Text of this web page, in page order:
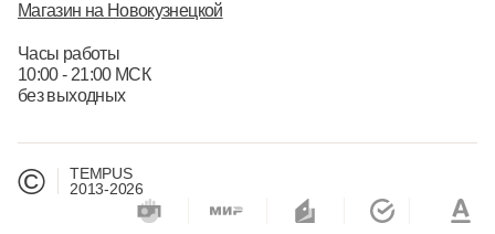
Магазин на Новокузнецкой
Часы работы
10:00 - 21:00 МСК
без выходных
©
TEMPUS
2013-2026